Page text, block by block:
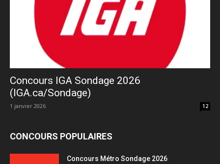
Concours IGA Sondage 2026
(IGA.ca/Sondage)
1 janvier 2026 12
CONCOURS POPULAIRES
Concours Métro Sondage 2026